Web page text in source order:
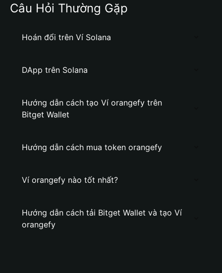
Câu Hỏi Thường Gặp
Hoán đổi trên Ví Solana
DApp trên Solana
Hướng dẫn cách tạo Ví orangefy trên
Bitget Wallet
Hướng dẫn cách mua token orangefy
Ví orangefy nào tốt nhất?
Hướng dẫn cách tải Bitget Wallet và tạo Ví
orangefy